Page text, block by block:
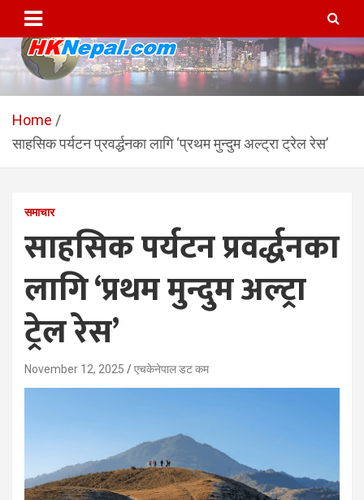
content
HKNepal.com – हङकङबाट
सञ्चालित पहिलो नेपाली अनलाईन
पत्रिका
hknepal, hknepal.com, hk nepal, hk nepal com
Home
साहसिक पर्यटन प्रवर्द्धनका लागि ‘प्रथम मुन्दुम अल्ट्रा ट्रेल रेस’
समाचार
साहसिक पर्यटन प्रवर्द्धनका
लागि ‘प्रथम मुन्दुम अल्ट्रा
ट्रेल रेस’
November 12, 2025 एचकेनेपाल डट कम